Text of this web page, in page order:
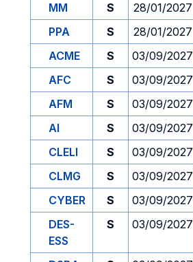
MM
S 28/01/2027
PPA
S 28/01/2027
ACME
S 03/09/2027
AFC
S 03/09/2027
AFM
S 03/09/2027
AI
S 03/09/2027
CLELI
S 03/09/2027
CLMG
S 03/09/2027
CYBER
S 03/09/2027
DES-
ESS
S 03/09/2027